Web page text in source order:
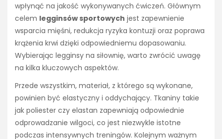
wpłynąć na jakość wykonywanych ćwiczeń. Głównym
celem legginsów sportowych jest zapewnienie
wsparcia mięśni, redukcja ryzyka kontuzji oraz poprawa
krążenia krwi dzięki odpowiedniemu dopasowaniu.
Wybierając legginsy na siłownię, warto zwrócić uwagę
na kilka kluczowych aspektów.
Przede wszystkim, materiał, z którego są wykonane,
powinien być elastyczny i oddychający. Tkaniny takie
jak poliester czy elastan zapewniają odpowiednie
odprowadzanie wilgoci, co jest niezwykle istotne
podczas intensywnych treningów. Kolejnym ważnym